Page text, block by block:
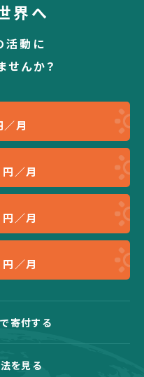
界へ
活動に
せんか？
／月
円／月
円／月
円／月
寄付する
を見る